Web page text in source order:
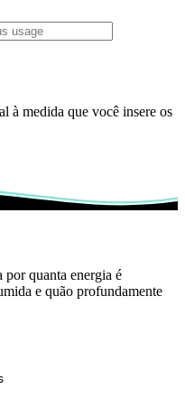
à medida que você insere os
por quanta energia é
e quão profundamente